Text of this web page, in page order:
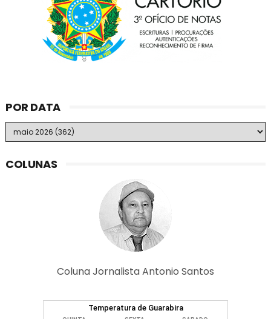
POR DATA
COLUNAS
Coluna Jornalista Antonio Santos